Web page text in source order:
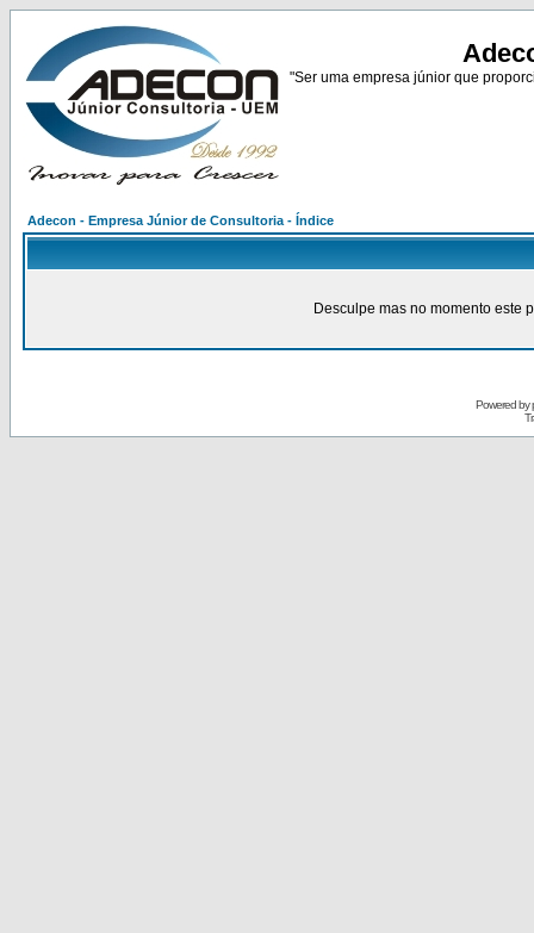
"Ser uma empresa júnior que
Adecon - Empresa Júnior de Consultoria - Índice
Desculpe mas no momento este
Powered by